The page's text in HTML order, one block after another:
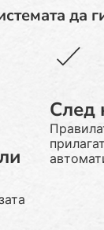
да
След